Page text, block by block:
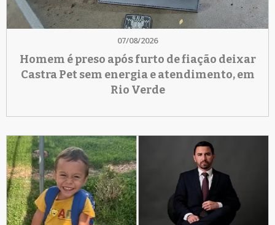
07/08/2026
Homem é preso após furto de fiação deixar
Castra Pet sem energia e atendimento, em
Rio Verde